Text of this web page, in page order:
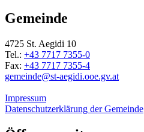
Gemeinde
4725 St. Aegidi 10
Tel.: +43 7717 7355-0
Fax: +43 7717 7355-4
gemeinde@st-aegidi.ooe.gv.at
Impressum
Datenschutzerklärung der Gemeinde